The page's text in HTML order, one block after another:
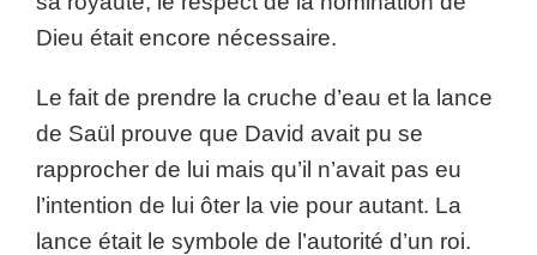
Dieu était encore nécessaire.
Le fait de prendre la cruche d’eau et la lance
de Saül prouve que David avait pu se
rapprocher de lui mais qu’il n’avait pas eu
l’intention de lui ôter la vie pour autant. La
lance était le symbole de l’autorité d’un roi.